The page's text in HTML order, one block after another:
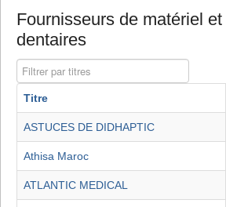
Fournisseurs de matériel
dentaires
Filtrer par titres
Titre
ASTUCES DE DIDHAPTIC
Athisa Maroc
ATLANTIC MEDICAL